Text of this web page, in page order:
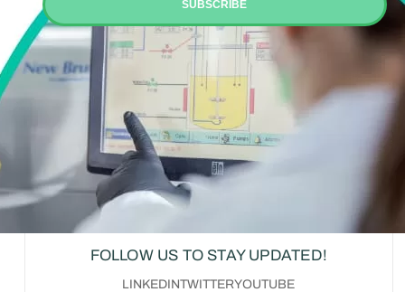
SUBSCRIBE
FOLLOW US TO STAY UPDATED!
LINKEDINTWITTERYOUTUBE